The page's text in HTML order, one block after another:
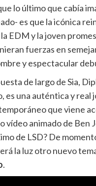
lo último que cabía
es que la icónica
EDM y la joven
fuerzas en
y espectacular
de largo de Sia,
es una auténtica y real
que viene
vídeo animado de Ben
de LSD? De
la luz otro nuevo
.